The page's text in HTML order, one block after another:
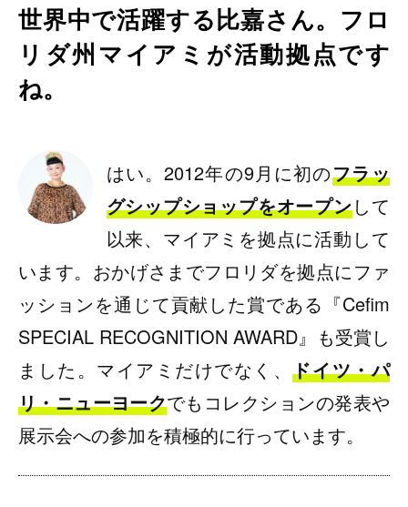
世界中で活躍する比嘉さん。フロ
リダ州マイアミが活動拠点です
ね。
はい。2012年の9月に初のフラッ
グシップショップをオープンして
以来、マイアミを拠点に活動して
います。おかげさまでフロリダを拠点にファ
ッションを通じて貢献した賞である『Cefim
SPECIAL RECOGNITION AWARD』も受賞し
ました。マイアミだけでなく、 ドイツ・パ
リ・ニューヨークでもコレクションの発表や
展示会への参加を積極的に行っています。